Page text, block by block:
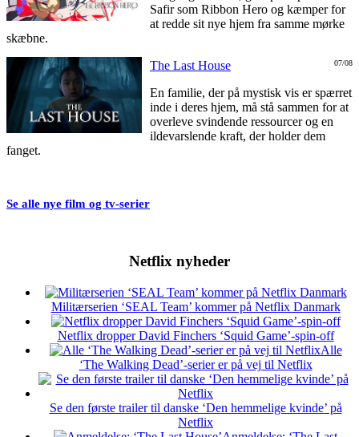
Safir som Ribbon Hero og kæmper for
at redde sit nye hjem fra samme mørke
skæbne.
07/08
The Last House
En familie, der på mystisk vis er spærret
inde i deres hjem, må stå sammen for at
overleve svindende ressourcer og en
ildevarslende kraft, der holder dem
fanget.
Se alle nye film og tv-serier
Netflix nyheder
Militærserien ‘SEAL Team’ kommer på Netflix Danmark
Netflix dropper David Finchers ‘Squid Game’-spin-off
Alle
‘The Walking Dead’-serier er på vej til Netflix
Se den første trailer til danske ‘Den hemmelige kvinde’ på
Netflix